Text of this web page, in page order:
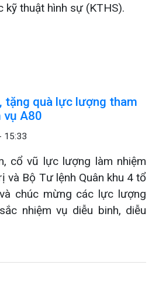
kỹ thuật hình sự (KTHS).
tặng quà lực lượng tham
vụ A80
15:33
cổ vũ lực lượng làm nhiệm
và Bộ Tư lệnh Quân khu 4 tổ
chúc mừng các lực lượng
nhiệm vụ diễu binh, diễu